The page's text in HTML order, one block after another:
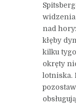
widzenia
nad
kłęby
kilku
okręty
lotniska.